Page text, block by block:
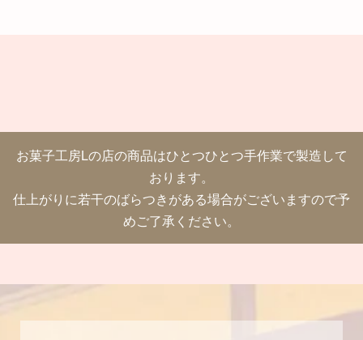
お菓子工房Lの店の商品はひとつひとつ手作業で製造して
おります。
仕上がりに若干のばらつきがある場合がございますので予
めご了承ください。